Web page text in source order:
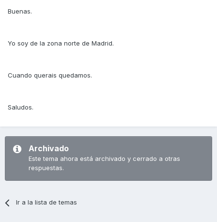
Buenas.
Yo soy de la zona norte de Madrid.
Cuando querais quedamos.
Saludos.
Archivado
Este tema ahora está archivado y cerrado a otras
respuestas.
Ir a la lista de temas